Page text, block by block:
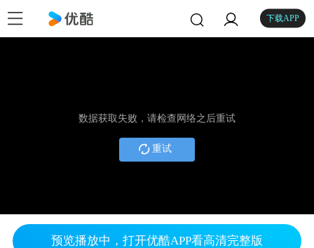
下载APP
数据获取失败，请检查网络之后重试
重试
预览播放中，打开优酷APP看高清完整版